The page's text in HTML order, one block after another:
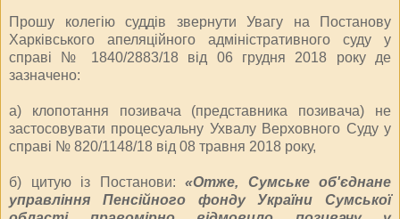
Прошу колегію суддів звернути Увагу на Постанову
Харківського апеляційного адміністративного суду у
справі № 1840/2883/18 від 06 грудня 2018 року де
зазначено:
а) клопотання позивача (представника позивача) не
застосовувати процесуальну Ухвалу Верховного Суду у
справі № 820/1148/18 від 08 травня 2018 року,
б) цитую із Постанови: «Отже, Сумське об'єднане
управління Пенсійного фонду України Сумської